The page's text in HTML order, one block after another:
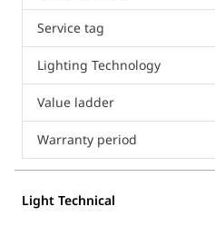
Service tag
Lighting Technology
Value ladder
Warranty period
Light Technical